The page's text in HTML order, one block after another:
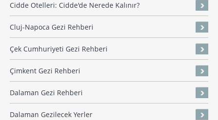
Cidde Otelleri: Cidde'de Nerede Kalınır?
Cluj-Napoca Gezi Rehberi
Çek Cumhuriyeti Gezi Rehberi
Çimkent Gezi Rehberi
Dalaman Gezi Rehberi
Dalaman Gezilecek Yerler